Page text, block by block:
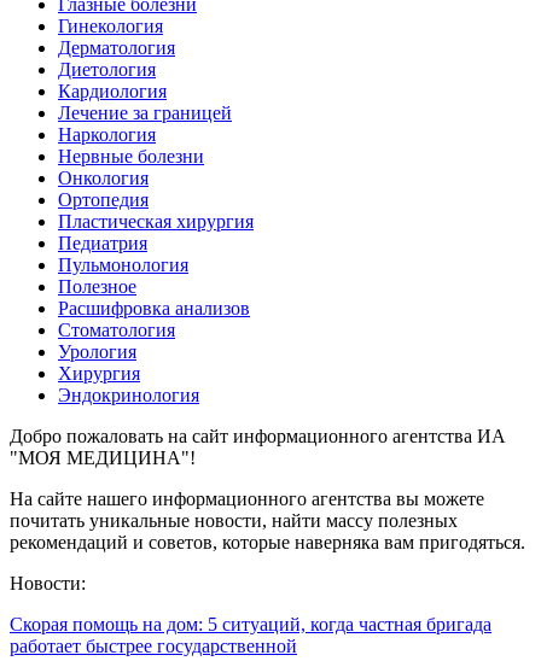
Глазные болезни
Гинекология
Дерматология
Диетология
Кардиология
Лечение за границей
Наркология
Нервные болезни
Онкология
Ортопедия
Пластическая хирургия
Педиатрия
Пульмонология
Полезное
Расшифровка анализов
Стоматология
Урология
Хирургия
Эндокринология
Добро пожаловать на сайт информационного агентства ИА
"МОЯ МЕДИЦИНА"!
На сайте нашего информационного агентства вы можете
почитать уникальные новости, найти массу полезных
рекомендаций и советов, которые наверняка вам пригодяться.
Новости:
Скорая помощь на дом: 5 ситуаций, когда частная бригада
работает быстрее государственной